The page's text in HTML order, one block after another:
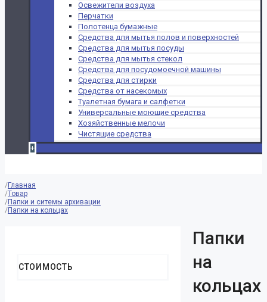
Освежители воздуха
Перчатки
Полотенца бумажные
Средства для мытья полов и поверхностей
Средства для мытья посуды
Средства для мытья стекол
Средства для посудомоечной машины
Средства для стирки
Средства от насекомых
Туалетная бумага и салфетки
Универсальные моющие средства
Хозяйственные мелочи
Чистящие средства
+
Главная
Товар
Папки и ситемы архивации
Папки на кольцах
СТОИМОСТЬ
Папки
на
кольцах